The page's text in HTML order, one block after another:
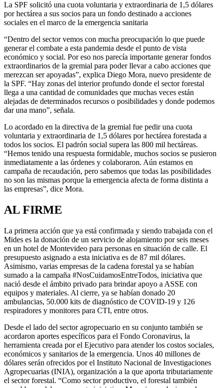
La SPF solicitó una cuota voluntaria y extraordinaria de 1,5 dólares
por hectárea a sus socios para un fondo destinado a acciones
sociales en el marco de la emergencia sanitaria
“Dentro del sector vemos con mucha preocupación lo que puede
generar el combate a esta pandemia desde el punto de vista
económico y social. Por eso nos parecía importante generar fondos
extraordinarios de la gremial para poder llevar a cabo acciones que
merezcan ser apoyadas”, explica Diego Mora, nuevo presidente de
la SPF. “Hay zonas del interior profundo donde el sector forestal
llega a una cantidad de comunidades que muchas veces están
alejadas de determinados recursos o posibilidades y donde podemos
dar una mano”, señala.
Lo acordado en la directiva de la gremial fue pedir una cuota
voluntaria y extraordinaria de 1,5 dólares por hectárea forestada a
todos los socios. El padrón social supera las 800 mil hectáreas.
“Hemos tenido una respuesta formidable, muchos socios se pusieron
inmediatamente a las órdenes y colaboraron. Aún estamos en
campaña de recaudación, pero sabemos que todas las posibilidades
no son las mismas porque la emergencia afecta de forma distinta a
las empresas”, dice Mora.
AL FIRME
La primera acción que ya está confirmada y siendo trabajada con el
Mides es la donación de un servicio de alojamiento por seis meses
en un hotel de Montevideo para personas en situación de calle. El
presupuesto asignado a esta iniciativa es de 87 mil dólares.
Asimismo, varias empresas de la cadena forestal ya se habían
sumado a la campaña #NosCuidamosEntreTodos, iniciativa que
nació desde el ámbito privado para brindar apoyo a ASSE con
equipos y materiales. Al cierre, ya se habían donado 20
ambulancias, 50.000 kits de diagnóstico de COVID-19 y 126
respiradores y monitores para CTI, entre otros.
Desde el lado del sector agropecuario en su conjunto también se
acordaron aportes específicos para el Fondo Coronavirus, la
herramienta creada por el Ejecutivo para atender los costos sociales,
económicos y sanitarios de la emergencia. Unos 40 millones de
dólares serán ofrecidos por el Instituto Nacional de Investigaciones
Agropecuarias (INIA), organización a la que aporta tributariamente
el sector forestal. “Como sector productivo, el forestal también